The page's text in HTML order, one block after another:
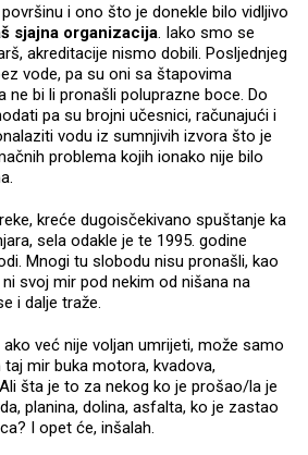
i ono što je donekle bilo vidljivo
sjajna organizacija. Iako smo se
akreditacije nismo dobili. Posljednjeg
vode, pa su oni sa štapovima
ne bi li pronašli poluprazne boce. Do
pa su brojni učesnici, računajući i
vodu iz sumnjivih izvora što je
problema kojih ionako nije bilo
kreće dugoisčekivano spuštanje ka
sela odakle je te 1995. godine
Mnogi tu slobodu nisu pronašli, kao
svoj mir pod nekim od nišana na
i dalje traže.
već nije voljan umrijeti, može samo
mir buka motora, kvadova,
šta je to za nekog ko je prošao/la je
planina, dolina, asfalta, ko je zastao
I opet će, inšalah.